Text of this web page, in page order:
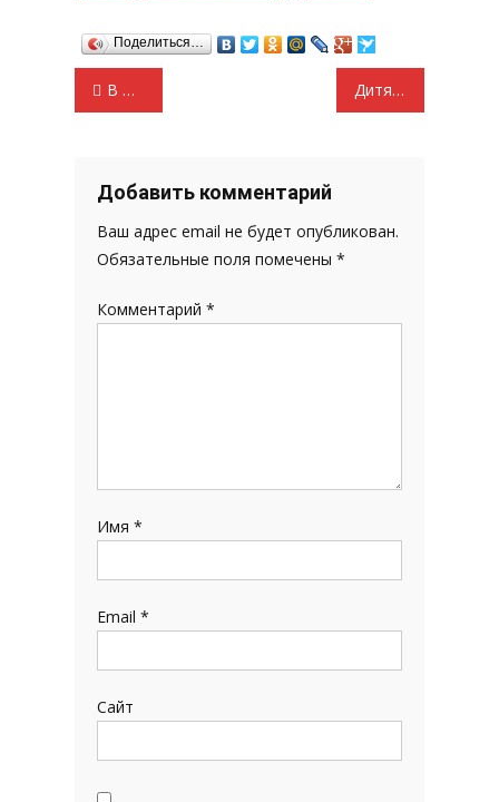
Поделиться…
Навигация
записям
В Саранске вырастет плата за детский сад Дитя войны
Добавить комментарий
Ваш адрес email не будет опубликован.
Обязательные поля помечены*
Комментарий*
Имя*
Email*
Сайт